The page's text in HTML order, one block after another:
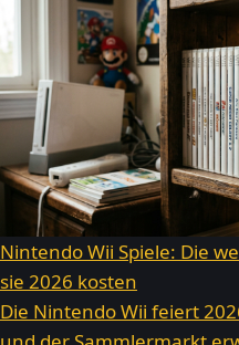
Nintendo Wii Spiele: Die
sie 2026 kosten
Die Nintendo Wii feiert